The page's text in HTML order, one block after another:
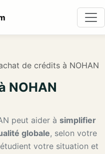
de crédits à NOHAN
NOHAN
peut aider à simplifier
globale, selon votre
votre situation et